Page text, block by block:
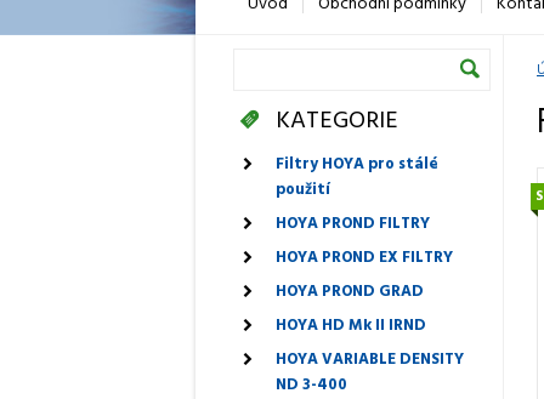
KATEGORIE
Filtry HOYA pro stálé
použití
HOYA PROND FILTRY
HOYA PROND EX FILTRY
HOYA PROND GRAD
HOYA HD Mk II IRND
HOYA VARIABLE DENSITY
ND 3-400